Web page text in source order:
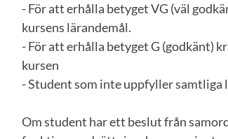
- För att erhålla betyget VG (väl
kursens lärandemål.
- För att erhålla betyget G (godkänt)
kursen
- Student som inte uppfyller samtliga
Om student har ett beslut från